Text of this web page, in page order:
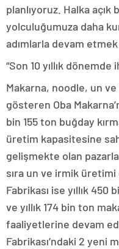
planlıyoruz. Halka
yolculuğumuza daha
adımlarla devam
“Son 10 yıllık
Makarna, noodle, un
gösteren Oba
bin 155 ton buğday
üretim kapasitesine
gelişmekte olan
sıra un ve irmik
Fabrikası ise yıllık
ve yıllık 174 bin ton
faaliyetlerine devam
Fabrikası’ndaki 2 yeni